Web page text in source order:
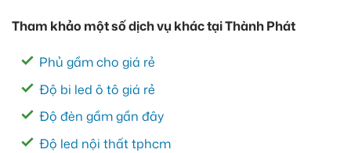
Tham khảo một số dịch vụ khác tại Thành Phát
Phủ gầm cho giá rẻ
Độ bi led ô tô giá rẻ
Độ đèn gầm gần đây
Độ led nội thất tphcm